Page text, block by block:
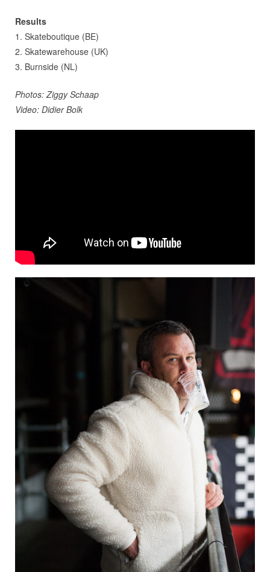
Results
1. Skateboutique (BE)
2. Skatewarehouse (UK)
3. Burnside (NL)
Photos: Ziggy Schaap
Video: Didier Bolk